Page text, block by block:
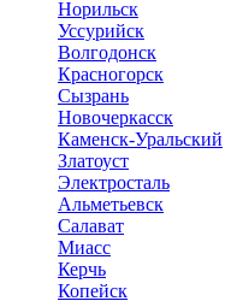
Норильск
Уссурийск
Волгодонск
Красногорск
Сызрань
Новочеркасск
Каменск-Уральский
Златоуст
Электросталь
Альметьевск
Салават
Миасс
Керчь
Копейск